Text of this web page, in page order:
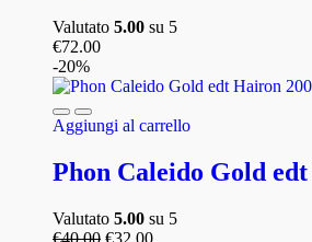
Valutato 5.00 su 5
€72.00
-20%
Aggiungi al carrello
Phon Caleido Gold
Valutato 5.00 su 5
€40.00 €32.00